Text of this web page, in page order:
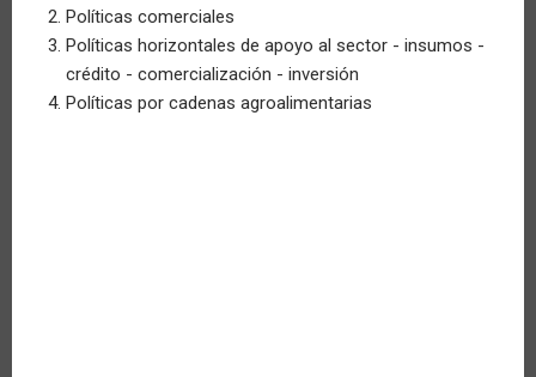
Políticas comerciales
Políticas horizontales de apoyo al sector - insumos -
crédito - comercialización - inversión
Políticas por cadenas agroalimentarias